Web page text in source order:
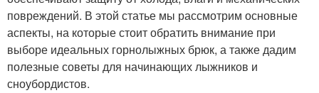
повреждений. В этой статье мы рассмотрим основные
аспекты, на которые стоит обратить внимание при
выборе идеальных горнолыжных брюк, а также дадим
полезные советы для начинающих лыжников и
сноубордистов.